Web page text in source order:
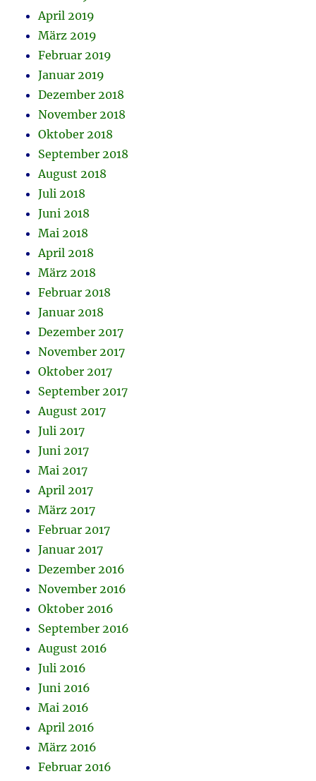
April 2019
März 2019
Februar 2019
Januar 2019
Dezember 2018
November 2018
Oktober 2018
September 2018
August 2018
Juli 2018
Juni 2018
Mai 2018
April 2018
März 2018
Februar 2018
Januar 2018
Dezember 2017
November 2017
Oktober 2017
September 2017
August 2017
Juli 2017
Juni 2017
Mai 2017
April 2017
März 2017
Februar 2017
Januar 2017
Dezember 2016
November 2016
Oktober 2016
September 2016
August 2016
Juli 2016
Juni 2016
Mai 2016
April 2016
März 2016
Februar 2016